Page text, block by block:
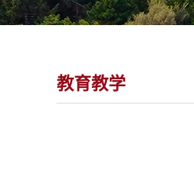
教育教学